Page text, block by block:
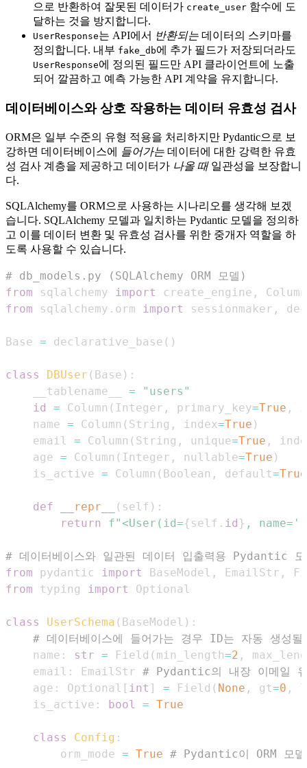
으로 반환하여 잘못된 데이터가 create_user 함수에 도
달하는 것을 방지합니다.
UserResponse는 API에서 반환되는 데이터의 스키마를
정의합니다. 내부 fake_db에 추가 필드가 저장되더라도
UserResponse에 정의된 필드만 API 클라이언트에 노출
되어 깔끔하고 예측 가능한 API 계약을 유지합니다.
데이터베이스와 상호 작용하는 데이터 유효성 검사
ORM은 일부 수준의 유형 적용을 처리하지만 Pydantic으로 보
강하면 데이터베이스에
들어가는 데이터에 대한 강력한 유효
성 검사 계층을 제공하고 데이터가 나올 때일관성을 보장합니
다.
SQLAlchemy를 ORM으로 사용하는 시나리오를 생각해 보겠
습니다. SQLAlchemy 모델과 일치하는 Pydantic 모델을 정의하
고 이를 데이터 변환 및 유효성 검사를 위한 중개자 역할을 하
도록 사용할 수 있습니다.
# db_models.py (SQLAlchemy ORM 모델)
from sqlalchemy import create_engine ,
Column
from sqlalchemy . orm import sessionmaker ,
Base = declarative_base ( )
class DBUser ( Base ) :
    __tablename__
=
"users"
id
= Column ( Integer , primary_key=True ,
    name
= Column ( String , index=True )
    email
= Column ( String , unique=True ,
    age
= Column ( Integer , nullable=True )
    is_active
= Column ( Boolean , default=True
def __repr__ ( self ) :
return
f"<User(id={ self . id } , name='
# 데이터베이스와 일관된 데이터 입출력용 Pydantic 모
from pydantic import BaseModel , EmailStr ,
from typing import
class UserSchema ( BaseModel ) :
# 데이터베이스에 들어가는 경우 ID는 자동 생성
    name
: str = Field ( min_length=2 ,
    email
: EmailStr # Pydantic의 내장 이메일
    age
: Optional [ int ] = Field ( None , gt=0 ,
    is_active
: bool = True
class Config :
        orm_mode
= True # Pydantic이 ORM 모델